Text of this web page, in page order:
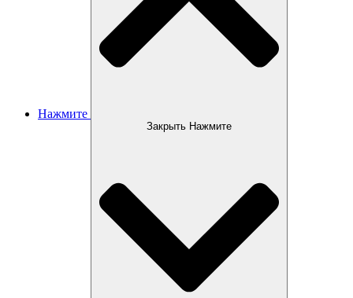
Нажмите
Закрыть Нажмите